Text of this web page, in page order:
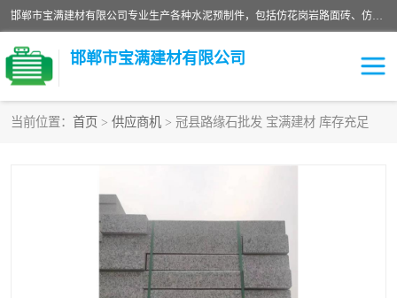
邯郸市宝满建材有限公司专业生产各种水泥预制件，包括仿花岗岩路面砖、仿花岗岩人行道砖、仿花岗岩路侧石、烧结砖、植草砖、码头砖连锁块、仿花岗岩路侧石、沙井盖、水泥盖板等各种水泥制品
邯郸市宝满建材有限公司
当前位置： 首页 > 供应商机 > 冠县路缘石批发 宝满建材 库存充足
便道砖
花岗岩路岩石 盲道砖